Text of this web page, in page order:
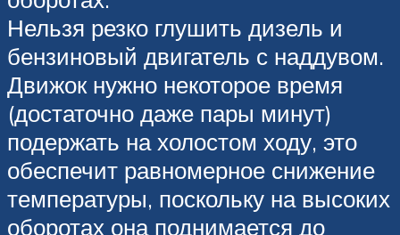
Нельзя резко глушить дизель и
бензиновый двигатель с наддувом.
Движок нужно некоторое время
(достаточно даже пары минут)
подержать на холостом ходу, это
обеспечит равномерное снижение
температуры, поскольку на высоких
оборотах она поднимается до